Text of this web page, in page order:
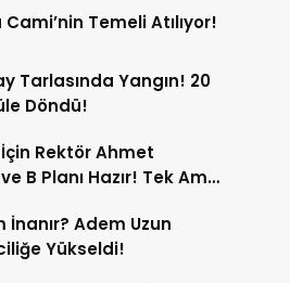
Temeli Atılıyor!
Tarlasında Yangın! 20
Döndü!
İçin Rektör Ahmet
B Planı Hazır! Tek Amaç
İnanır? Adem Uzun
Yükseldi!